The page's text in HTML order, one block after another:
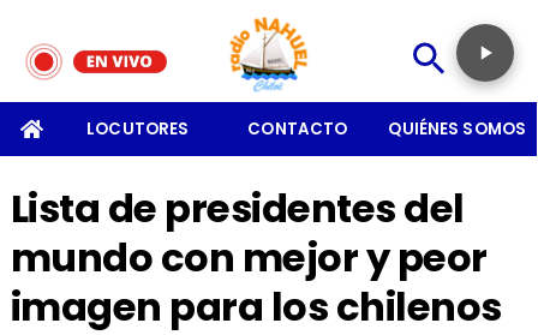
LOCUTORES CONTACTO QUIÉNES SOMOS
Lista de presidentes del
mundo con mejor y peor
imagen para los chilenos